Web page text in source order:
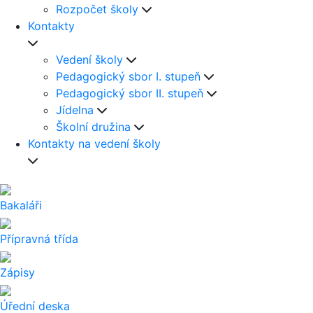
Rozpočet školy
Kontakty
Vedení školy
Pedagogický sbor I. stupeň
Pedagogický sbor II. stupeň
Jídelna
Školní družina
Kontakty na vedení školy
Bakaláři
Přípravná třída
Zápisy
Úřední deska